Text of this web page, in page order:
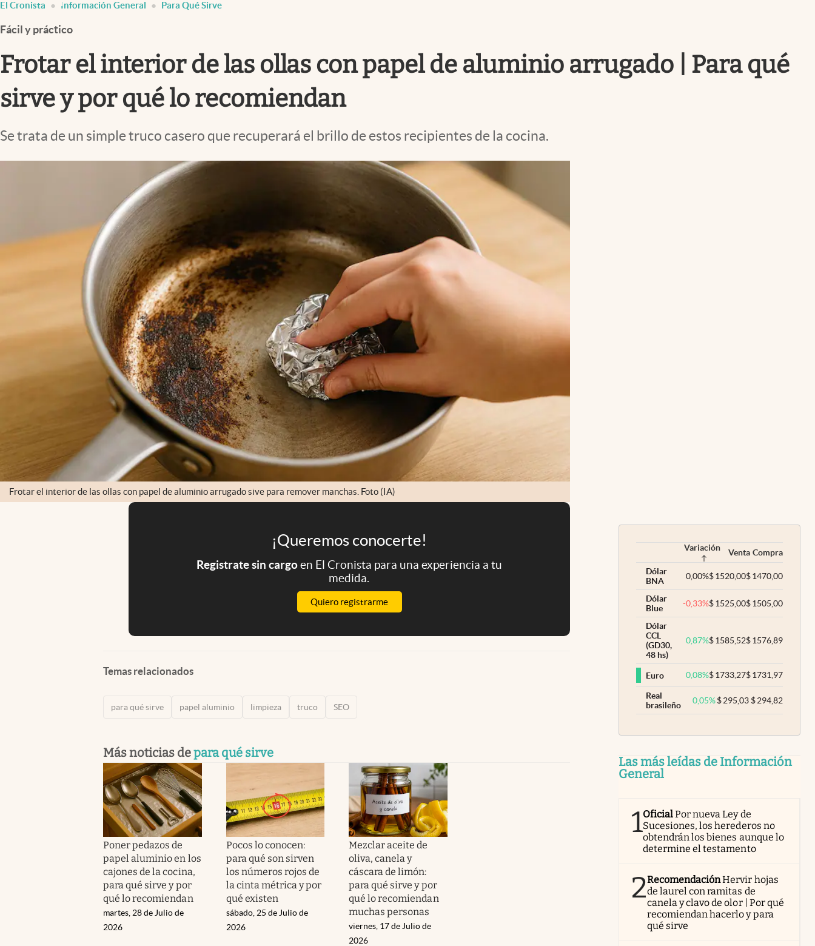
Infotechnology
Clase
Clima
Mundial 2026
Eventos Corporativos
El Cronista Información General Para Qué Sirve
Fácil y práctico
Frotar el interior de las ollas con papel de aluminio arrugado | Para qué
sirve y por qué lo recomiendan
Se trata de un simple truco casero que recuperará el brillo de estos recipientes de la cocina.
Frotar el interior de las ollas con papel de aluminio arrugado sive para remover manchas. Foto (IA)
¡Queremos conocerte!
Registrate sin cargoen El Cronista para una experiencia a tu
medida.
Quiero registrarme
Temas relacionados
para qué sirve papel aluminio limpieza truco SEO
Más noticias depara qué sirve
Poner pedazos de
papel aluminio en los
cajones de la cocina,
para qué sirve y por
qué lo recomiendan
martes, 28 de Julio de
2026
Pocos lo conocen:
para qué son sirven
los números rojos de
la cinta métrica y por
qué existen
sábado, 25 de Julio de
2026
Mezclar aceite de
oliva, canela y
cáscara de limón:
para qué sirve y por
qué lo recomiendan
muchas personas
viernes, 17 de Julio de
2026
Variación Venta Compra
Dólar
BNA
0,00%$1520,00$1470,00
Dólar
Blue
-0,33%$1525,00$1505,00
Dólar
CCL
(GD30,
48 hs)
0,87%$1585,52$1576,89
Euro 0,08%$1733,27$1731,97
Real
brasileño
0,05% $295,03 $294,82
Las más leídas de Información
General
1OficialPor nueva Ley de
Sucesiones, los herederos no
obtendrán los bienes aunque lo
determine el testamento
2RecomendaciónHervir hojas
de laurel con ramitas de
canela y clavo de olor | Por qué
recomiendan hacerlo y para
qué sirve